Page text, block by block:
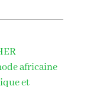
africaine
et